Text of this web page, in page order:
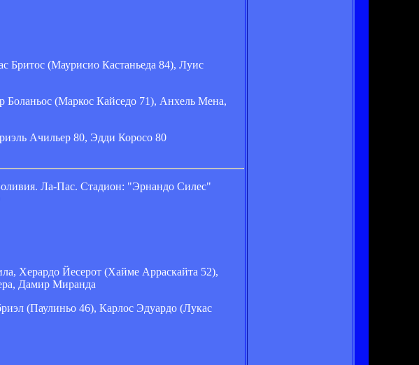
Бритос (Маурисио Кастаньеда 84), Луис
Боланьос (Маркос Кайседо 71), Анхель Мена,
Ачильер 80, Эдди Коросо 80
Ла-Пас. Стадион: "Эрнандо Силес"
Херардо Йесерот (Хайме Арраскайта 52),
Дамир Миранда
(Паулиньо 46), Карлос Эдуардо (Лукас